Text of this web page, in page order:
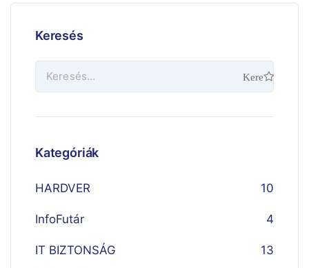
Keresés
Kategóriák
HARDVER 10
InfoFutár 4
IT BIZTONSÁG 13